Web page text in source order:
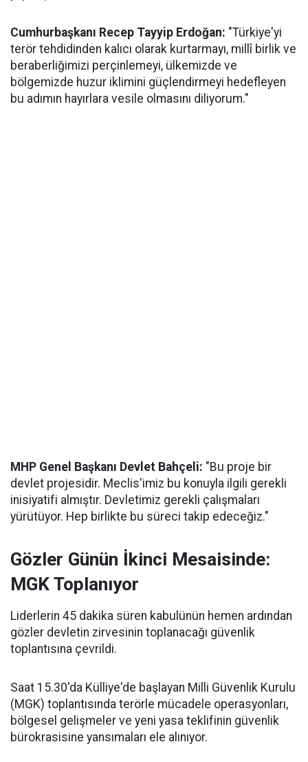
Cumhurbaşkanı Recep Tayyip Erdoğan: "Türkiye'yi
terör tehdidinden kalıcı olarak kurtarmayı, millî birlik ve
beraberliğimizi perçinlemeyi, ülkemizde ve
bölgemizde huzur iklimini güçlendirmeyi hedefleyen
bu adımın hayırlara vesile olmasını diliyorum."
MHP Genel Başkanı Devlet Bahçeli: "Bu proje bir
devlet projesidir. Meclis'imiz bu konuyla ilgili gerekli
inisiyatifi almıştır. Devletimiz gerekli çalışmaları
yürütüyor. Hep birlikte bu süreci takip edeceğiz."
Gözler Günün İkinci Mesaisinde:
MGK Toplanıyor
Liderlerin 45 dakika süren kabulünün hemen ardından
gözler devletin zirvesinin toplanacağı güvenlik
toplantısına çevrildi.
Saat 15.30'da Külliye'de başlayan Milli Güvenlik Kurulu
(MGK) toplantısında terörle mücadele operasyonları,
bölgesel gelişmeler ve yeni yasa teklifinin güvenlik
bürokrasisine yansımaları ele alınıyor.